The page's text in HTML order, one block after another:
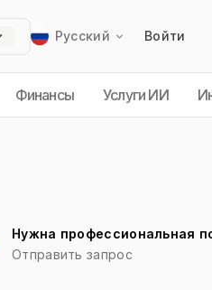
Русский Войти
Финансы Услуги ИИ
Нужна профессиональная
Отправить запрос